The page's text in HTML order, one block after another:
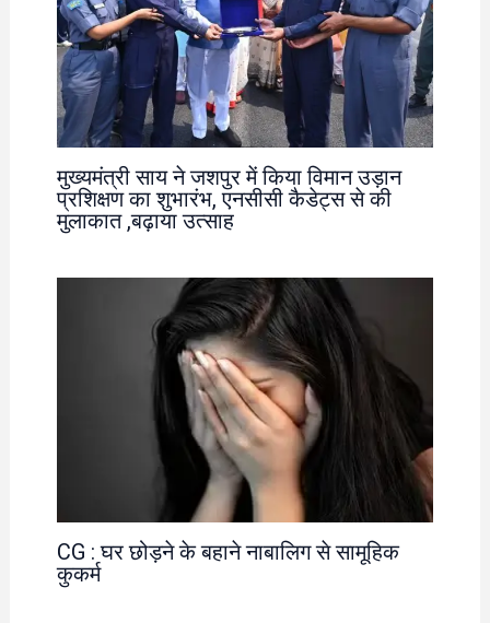
मुख्यमंत्री साय ने जशपुर में किया विमान उड़ान
प्रशिक्षण का शुभारंभ, एनसीसी कैडेट्स से की
मुलाकात ,बढ़ाया उत्साह
CG : घर छोड़ने के बहाने नाबालिग से सामूहिक
कुकर्म